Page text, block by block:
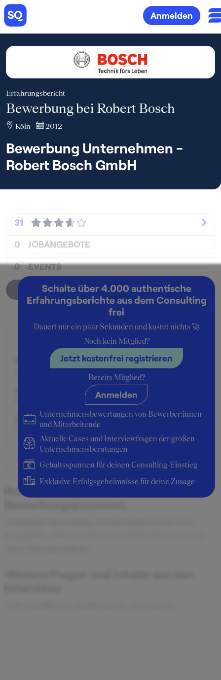
Anmelden
Erfahrungsbericht
Bewerbung bei Robert Bosch
Köln 2012
Bewerbung Unternehmen -
Robert Bosch GmbH
31
0 JOBANGEBOTE
0 EVENTS
Unternehmensprofil
Zusage
Beworben im Jahr:
Beworben als:
Consultant
Beschreibung des
Schalte über 4.000 authentische
Erfahrungsberichte aus dem Consulting
frei
Dauert nur ein paar Sekunden und kostet nichts 🚀
Noch kein Mitglied?
Jetzt kostenfrei registrieren
Bereits Mitglied?
Anmelden
Unternehmensbewertungen von Bewerber:innen
und Mitarbeitende
Aktuelle Cases und Interviewfragen der großen
Unternehmensberatungen
Gehaltsspannen für deinen Consulting-Einstieg
Exklusive Erfolgsgeheimnisse für deine Zusage